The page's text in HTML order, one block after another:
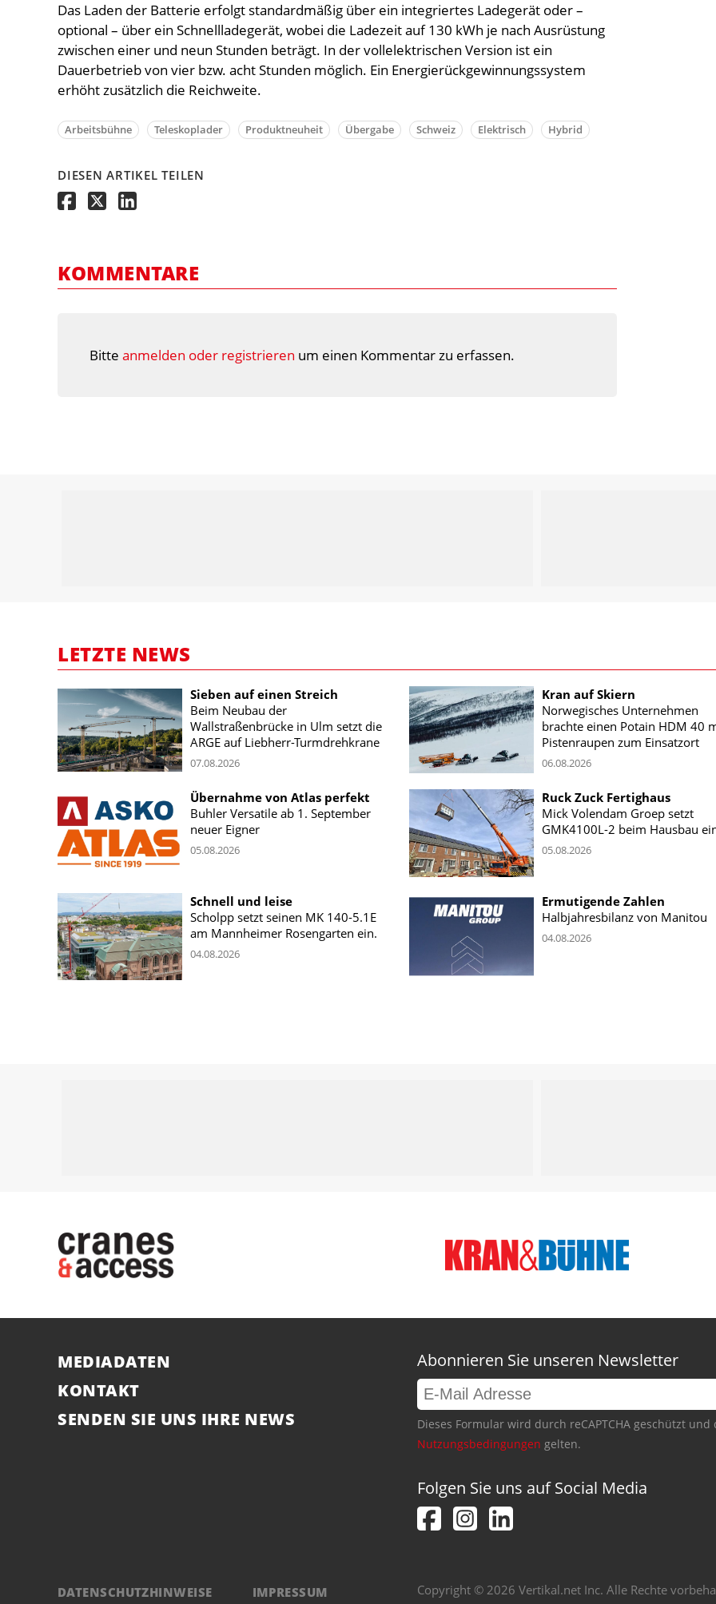
Das Laden der Batterie erfolgt standardmäßig über ein integriertes Ladegerät oder –
optional – über ein Schnellladegerät, wobei die Ladezeit auf 130 kWh je nach Ausrüstung
zwischen einer und neun Stunden beträgt. In der vollelektrischen Version ist ein
Dauerbetrieb von vier bzw. acht Stunden möglich. Ein Energierückgewinnungssystem
erhöht zusätzlich die Reichweite.
Arbeitsbühne Teleskoplader Produktneuheit Übergabe Schweiz Elektrisch Hybrid
DIESEN ARTIKEL TEILEN
KOMMENTARE
Bitte anmelden oder registrieren um einen Kommentar zu erfassen.
LETZTE NEWS
Sieben auf einen Streich
Beim Neubau der
Wallstraßenbrücke in Ulm setzt die
ARGE auf Liebherr-Turmdrehkrane
07.08.2026
Kran auf Skiern
Norwegisches Unternehmen
brachte einen Potain HDM 40
Pistenraupen zum Einsatzort
06.08.2026
Übernahme von Atlas perfekt
Buhler Versatile ab 1. September
neuer Eigner
05.08.2026
Ruck Zuck Fertighaus
Mick Volendam Groep setzt
GMK4100L-2 beim Hausbau
05.08.2026
Schnell und leise
Scholpp setzt seinen MK 140-5.1E
am Mannheimer Rosengarten ein.
04.08.2026
Ermutigende Zahlen
Halbjahresbilanz von Manitou
04.08.2026
MEDIADATEN
KONTAKT
SENDEN SIE UNS IHRE NEWS
Abonnieren Sie unseren Newsletter
Dieses Formular wird durch reCAPTCHA geschützt
Nutzungsbedingungen gelten.
Folgen Sie uns auf Social Media
DATENSCHUTZHINWEISE IMPRESSUM Copyright © 2026 Vertikal.net Inc. Alle Rechte